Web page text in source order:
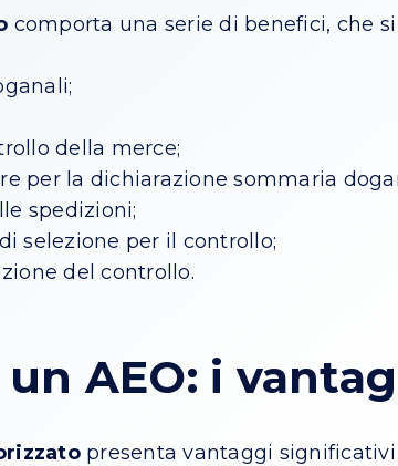
comporta una serie di benefici, che
della merce;
per la dichiarazione sommaria
spedizioni;
selezione per il controllo;
del controllo.
AEO: i
presenta vantaggi significativi